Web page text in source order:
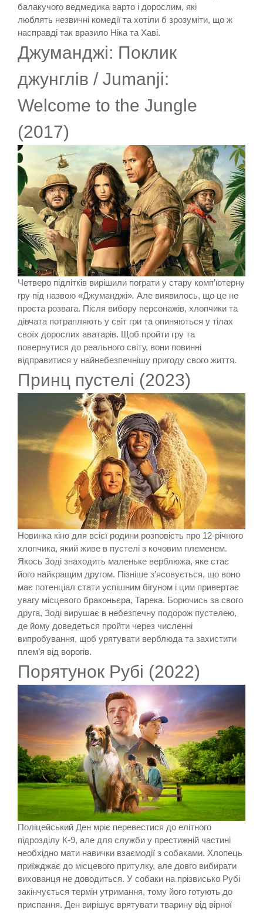
балакучого ведмедика варто і дорослим, які
люблять незвичні комедії та хотіли б зрозуміти, що ж
насправді так вразило Ніка та Хаві.
Джуманджі: Поклик
джунглів / Jumanji:
Welcome to the Jungle
(2017)
Четверо підлітків вирішили пограти у стару комп’ютерну
гру під назвою «Джуманджі». Але виявилось, що це не
проста розвага. Після вибору персонажів, хлопчики та
дівчата потрапляють у світ гри та опиняються у тілах
своїх дорослих аватарів. Щоб пройти гру та
повернутися до реального світу, вони повинні
відправитися у найнебезпечнішу пригоду свого життя.
Принц пустелі (2023)
Новинка кіно для всієї родини розповість про 12-річного
хлопчика, який живе в пустелі з кочовим племенем.
Якось Зоді знаходить маленьке верблюжа, яке стає
його найкращим другом. Пізніше з’ясовується, що воно
має потенціал стати успішним бігуном і цим привертає
увагу місцевого браконьєра, Тарека. Борючись за свого
друга, Зоді вирушає в небезпечну подорож пустелею,
де йому доведеться пройти через численні
випробування, щоб урятувати верблюда та захистити
плем’я від ворогів.
Порятунок Рубі (2022)
Поліцейський Ден мріє перевестися до елітного
підрозділу К-9, але для служби у престижній частині
необхідно мати навички взаємодії з собаками. Хлопець
приїжджає до місцевого притулку, але довго вибирати
вихованця не доводиться. У собаки на прізвисько Рубі
закінчується термін утримання, тому його готують до
приспання. Ден вирішує врятувати тварину від вірної